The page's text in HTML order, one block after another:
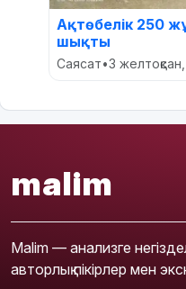
Ақтөбелік 250
шықты
Саясат•3
malim
Malim — анализге
авторлық пікірлер мен